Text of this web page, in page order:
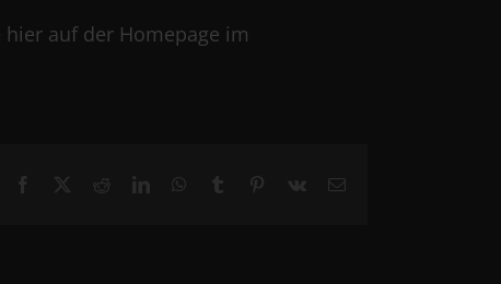
auf der Homepage im
Facebook RedditLinkedInWhatsApp
Tumblr Pinterest
Vk Email